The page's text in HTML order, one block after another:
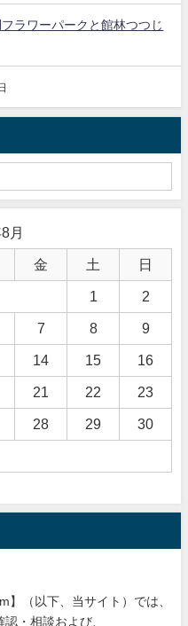
ラワーパークと館林つつじ
月
金 土 日
1 2
7 8 9
14 15 16
21 22 23
28 29 30
】（以下、当サイト）では、
・相談および、